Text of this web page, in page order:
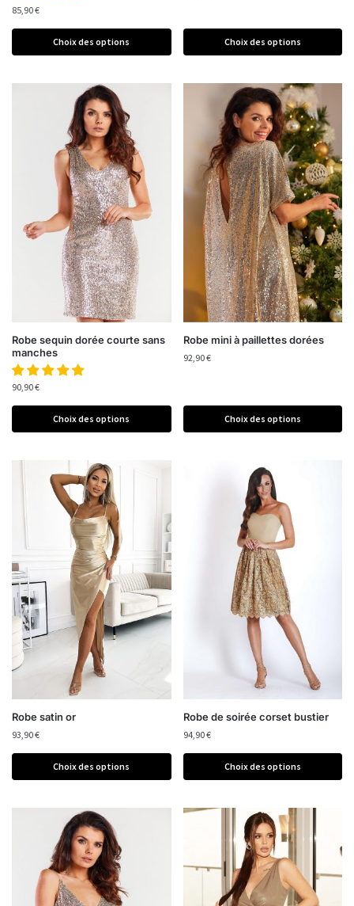
85,90€
Choix des options Choix des options
Robe sequin dorée courte sans
manches
90,90€
Choix des options
Robe mini à paillettes dorées
92,90€
Choix des options
Robe satin or
93,90€
Choix des options
Robe de soirée corset bustier
94,90€
Choix des options